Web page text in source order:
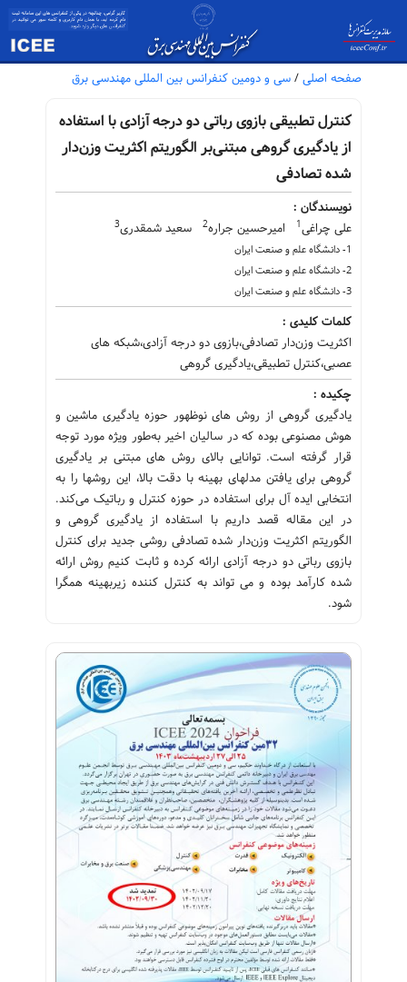
صفحه اصلی / سی و دومین کنفرانس بین المللی مهندسی برق
کنترل تطبیقی بازوی رباتی دو درجه آزادی با استفاده
از یادگیری گروهی مبتنی‌بر الگوریتم اکثریت وزن‌دار
شده تصادفی
نویسندگان :
علی چراغی1 امیرحسین جراره2 سعید شمقدری3
1- دانشگاه علم و صنعت ایران
2- دانشگاه علم و صنعت ایران
3- دانشگاه علم و صنعت ایران
کلمات کلیدی :
اکثریت وزن‌دار تصادفی،بازوی دو درجه آزادی،شبکه های
عصبی،کنترل تطبیقی،یادگیری گروهی
چکیده :
یادگیری گروهی از روش های نوظهور حوزه یادگیری ماشین و
هوش مصنوعی بوده که در سالیان اخیر به‌طور ویژه مورد توجه
قرار گرفته است. توانایی بالای روش های مبتنی بر یادگیری
گروهی برای یافتن مدلهای بهینه با دقت بالا، این روشها را به
انتخابی ایده آل برای استفاده در حوزه کنترل و رباتیک می‌کند.
در این مقاله قصد داریم با استفاده از یادگیری گروهی و
الگوریتم اکثریت وزن‌دار شده تصادفی روشی جدید برای کنترل
بازوی رباتی دو درجه آزادی ارائه کرده و ثابت کنیم روش ارائه
شده کارآمد بوده و می تواند به کنترل کننده زیربهینه همگرا
شود.